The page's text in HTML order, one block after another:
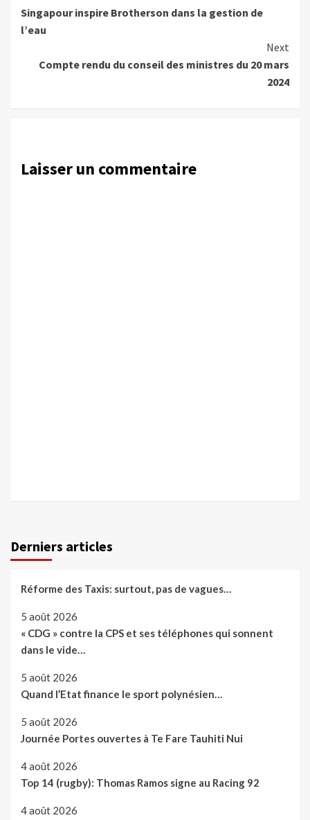
Reading
Singapour inspire Brotherson dans la gestion de
l’eau
Next
Compte rendu du conseil des ministres du 20 mars
2024
Laisser un commentaire
Derniers articles
Réforme des Taxis: surtout, pas de vagues…
5 août 2026
« CDG » contre la CPS et ses téléphones qui sonnent
dans le vide…
5 août 2026
Quand l’Etat finance le sport polynésien…
5 août 2026
Journée Portes ouvertes à Te Fare Tauhiti Nui
4 août 2026
Top 14 (rugby): Thomas Ramos signe au Racing 92
4 août 2026